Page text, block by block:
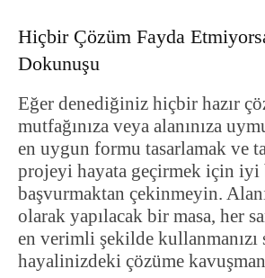
Hiçbir Çözüm Fayda
Dokunuşu
Eğer denediğiniz hiçbir hazır
mutfağınıza veya alanınıza
en uygun formu tasarlamak ve
projeyi hayata geçirmek için iyi
başvurmaktan çekinmeyin.
olarak yapılacak bir masa, her
en verimli şekilde kullanmanızı
hayalinizdeki çözüme